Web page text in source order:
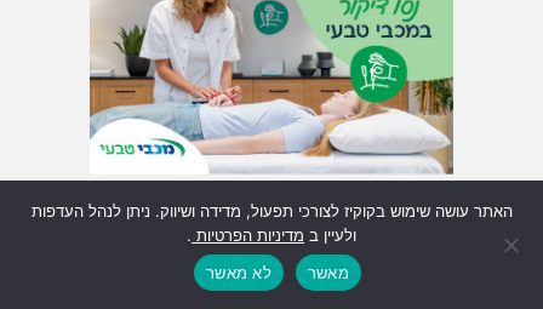
האתר עושה שימוש בקוקיז לצורכי תפעול, מדידה ושיווק. ניתן לנהל העדפות
ולעיין ב מדיניות הפרטיות .
מאשר
לא מאשר